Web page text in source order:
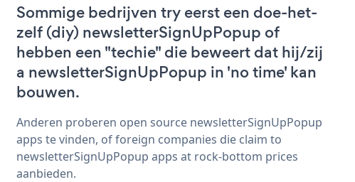
Sommige bedrijven try eerst een doe-het-
zelf (diy) newsletterSignUpPopup of
hebben een "techie" die beweert dat hij/zij
a newsletterSignUpPopup in 'no time' kan
bouwen.
Anderen proberen open source newsletterSignUpPopup
apps te vinden, of foreign companies die claim to
newsletterSignUpPopup apps at rock-bottom prices
aanbieden.